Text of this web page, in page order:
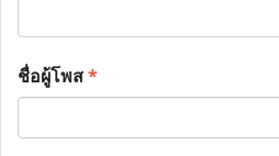
ชื่อผู้โพส*